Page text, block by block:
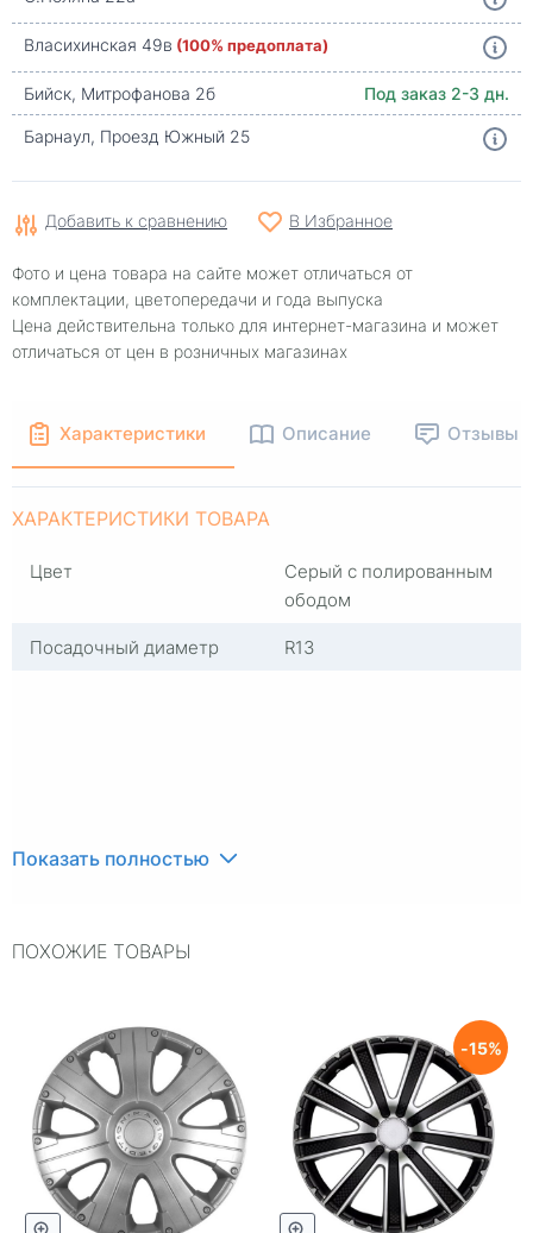
Власихинская 49в (100% предоплата)
Бийск, Митрофанова 2б
Под заказ 2-3 дн.
Барнаул, Проезд Южный 25
Добавить к сравнению В Избранное
Фото и цена товара на сайте может отличаться от
комплектации, цветопередачи и года выпуска
Цена действительна только для интернет-магазина и может
отличаться от цен в розничных магазинах
Характеристики Описание Отзывы
ХАРАКТЕРИСТИКИ ТОВАРА
Цвет
Серый с полированным
ободом
Посадочный диаметр
R13
Показать полностью
ПОХОЖИЕ ТОВАРЫ
15